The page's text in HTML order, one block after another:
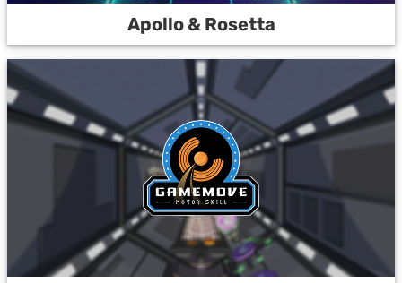
Apollo & Rosetta